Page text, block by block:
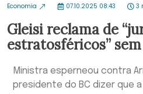
Economia 07.10.2025 08:43 3
Gleisi reclama de
estratosféricos”
Ministra esperneou contra
presidente do BC dizer que